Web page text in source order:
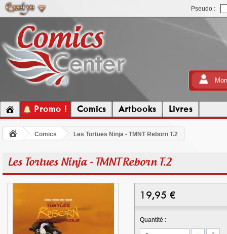
Pseudo :
Promo ! Comics Artbooks Livres
Comics Les Tortues Ninja - TMNT Reborn T.2
Les Tortues Ninja - TMNT Reborn T.2
19,95 €
Quantité :